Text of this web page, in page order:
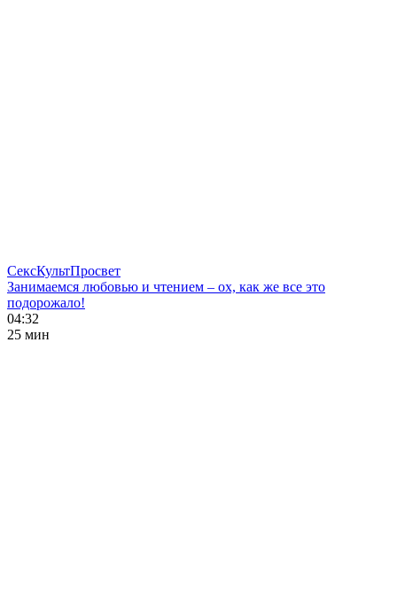
СексКультПросвет
Занимаемся любовью и чтением – ох, как же все это
подорожало!
04:32
25 мин